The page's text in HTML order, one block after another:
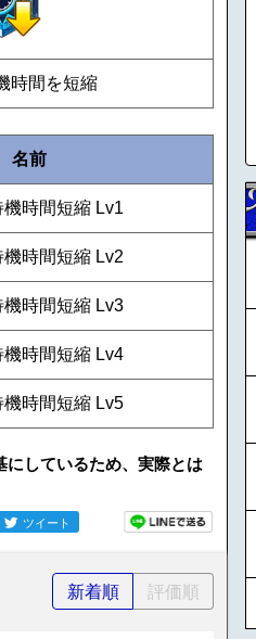
時間を短縮
名前
機時間短縮 Lv1
機時間短縮 Lv2
機時間短縮 Lv3
機時間短縮 Lv4
機時間短縮 Lv5
にしているため、実際とは
ツイート
新着順 評価順